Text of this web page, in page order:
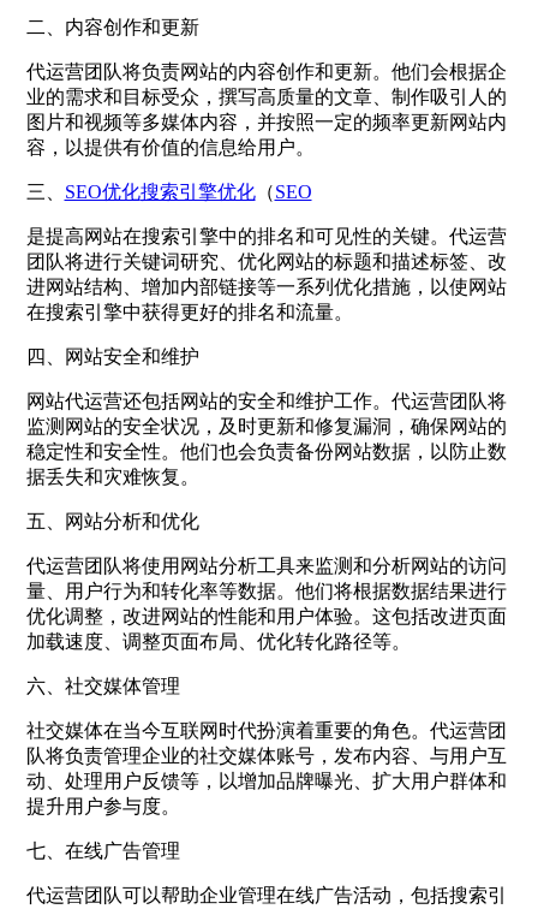
二、内容创作和更新
代运营团队将负责网站的内容创作和更新。他们会根据企
业的需求和目标受众，撰写高质量的文章、制作吸引人的
图片和视频等多媒体内容，并按照一定的频率更新网站内
容，以提供有价值的信息给用户。
三、 SEO优化搜索引擎优化（SEO
是提高网站在搜索引擎中的排名和可见性的关键。代运营
团队将进行关键词研究、优化网站的标题和描述标签、改
进网站结构、增加内部链接等一系列优化措施，以使网站
在搜索引擎中获得更好的排名和流量。
四、网站安全和维护
网站代运营还包括网站的安全和维护工作。代运营团队将
监测网站的安全状况，及时更新和修复漏洞，确保网站的
稳定性和安全性。他们也会负责备份网站数据，以防止数
据丢失和灾难恢复。
五、网站分析和优化
代运营团队将使用网站分析工具来监测和分析网站的访问
量、用户行为和转化率等数据。他们将根据数据结果进行
优化调整，改进网站的性能和用户体验。这包括改进页面
加载速度、调整页面布局、优化转化路径等。
六、社交媒体管理
社交媒体在当今互联网时代扮演着重要的角色。代运营团
队将负责管理企业的社交媒体账号，发布内容、与用户互
动、处理用户反馈等，以增加品牌曝光、扩大用户群体和
提升用户参与度。
七、在线广告管理
代运营团队可以帮助企业管理在线广告活动，包括搜索引